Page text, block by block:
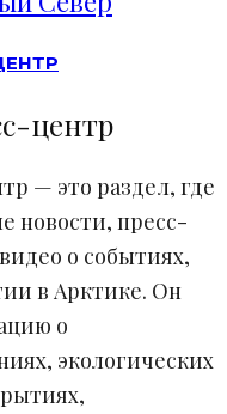
центр
— это раздел, где
новости, пресс-
о событиях,
в Арктике. Он
о
экологических